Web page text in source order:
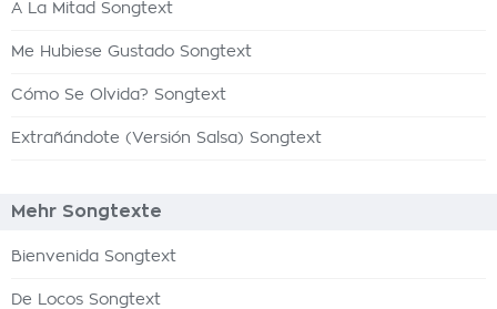
A La Mitad Songtext
Me Hubiese Gustado Songtext
Cómo Se Olvida? Songtext
Extrañándote (Versión Salsa) Songtext
Mehr Songtexte
Bienvenida Songtext
De Locos Songtext